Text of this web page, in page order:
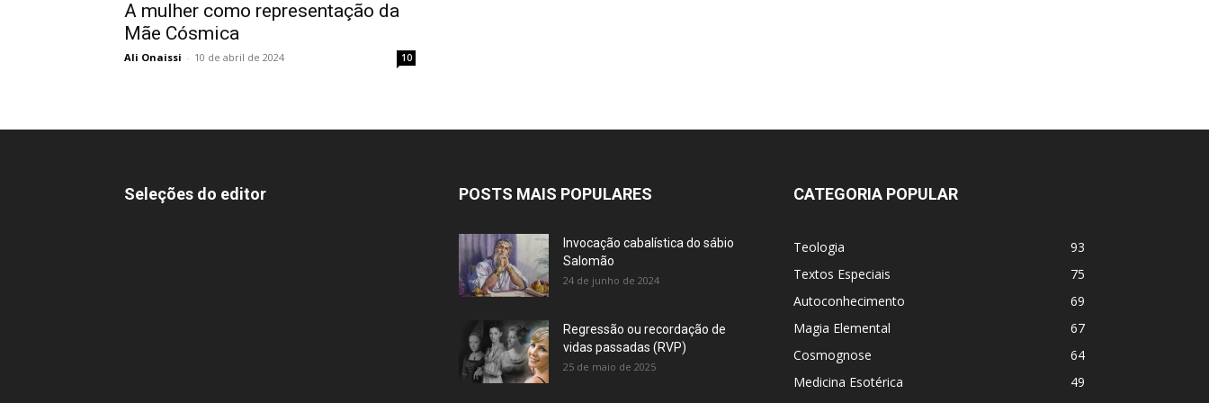
A mulher como representação da
Mãe Cósmica
Ali Onaissi - 10 de abril de 2024 10
Seleções do editor POSTS MAIS POPULARES
Invocação cabalística do sábio
Salomão
24 de junho de 2024
Regressão ou recordação de
vidas passadas (RVP)
25 de maio de 2025
CATEGORIA POPULAR
Teologia
93
Textos Especiais
75
Autoconhecimento
69
Magia Elemental
67
Cosmognose
64
Medicina Esotérica
49